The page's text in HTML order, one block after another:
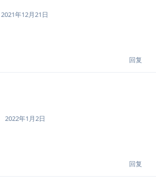
2021年12月21日
回复
2022年1月2日
回复